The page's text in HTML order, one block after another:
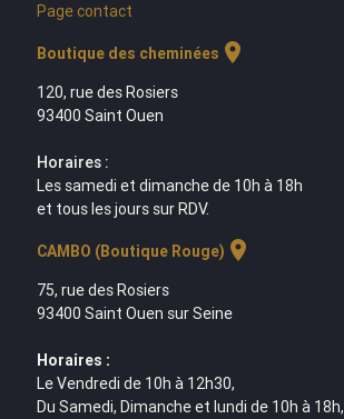
Page contact
Boutique des cheminées location_on
120, rue des Rosiers
93400 Saint Ouen
Horaires :
Les samedi et dimanche de 10h à 18h
et tous les jours sur RDV.
CAMBO (Boutique Rouge) location_on
75, rue des Rosiers
93400 Saint Ouen sur Seine
Horaires :
Le Vendredi de 10h à 12h30,
Du Samedi, Dimanche et lundi de 10h à 18h,